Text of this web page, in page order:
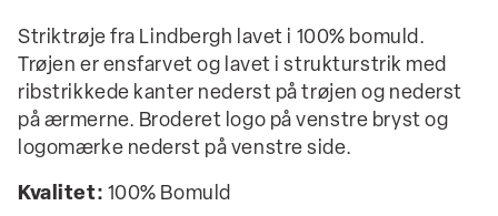
Striktrøje fra Lindbergh lavet i 100% bomuld.
Trøjen er ensfarvet og lavet i strukturstrik med
ribstrikkede kanter nederst på trøjen og nederst
på ærmerne. Broderet logo på venstre bryst og
logomærke nederst på venstre side.
Kvalitet: 100% Bomuld